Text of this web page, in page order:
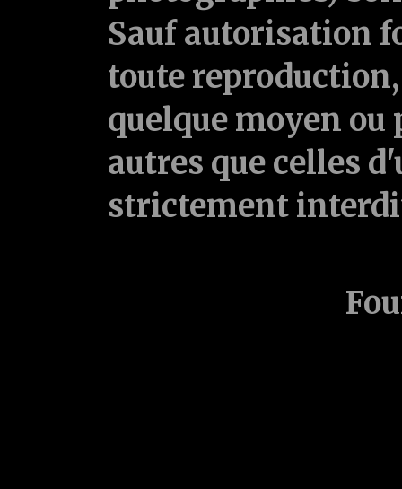
Sauf autorisation
toute
quelque moyen ou
autres que celles
strictement